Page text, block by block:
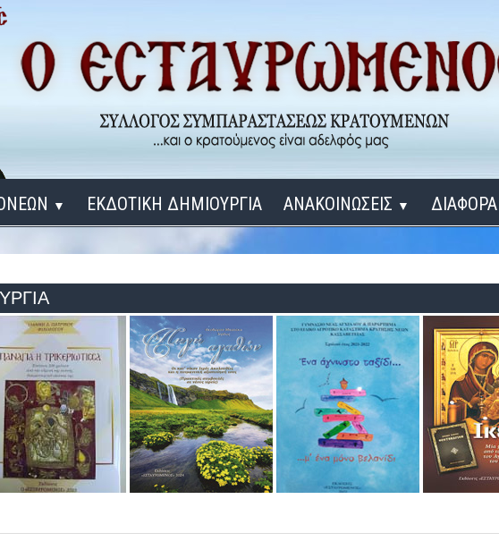
▼ ΕΚΔΟΤΙΚΗ ΔΗΜΙΟΥΡΓΙΑ ΑΝΑΚΟΙΝΩΣΕΙΣ ▼
ΔΙΔΑΞΟΝ ΜΕ, ΚΥΡΙΕ
ΓΙΑ ΤΟΥΣ ΜΙΚΡΟΥΣ ΜΑΣ ΦΙΛΟΥΣ
ΡΑΔΙΟΦΩΝΙΚΕΣ ΕΚΠΟΜΠΕΣ
ΒΙΝΤΕΟ
ΔΙΑΦΟΡΑ